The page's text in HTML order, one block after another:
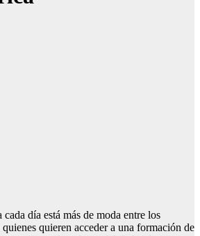
día está más de moda entre los
quieren acceder a una formación de